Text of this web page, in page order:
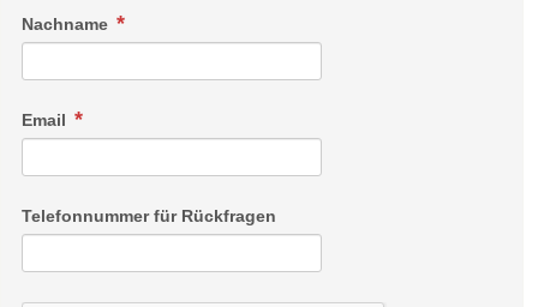
Nachname
Email
Telefonnummer für Rückfragen